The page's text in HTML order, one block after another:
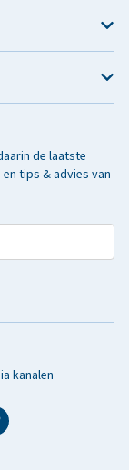
de laatste
tips & advies van
kanalen